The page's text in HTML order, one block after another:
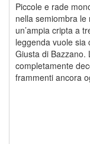
Piccole e rade
nella semiombra
un’ampia cripta a
leggenda vuole sia
Giusta di Bazzano.
completamente
frammenti ancora